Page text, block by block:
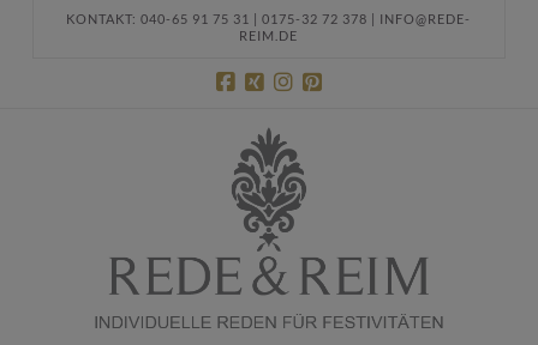
KONTAKT: 040-65 91 75 31 | 0175-32 72 378 | INFO@REDE-
REIM.DE